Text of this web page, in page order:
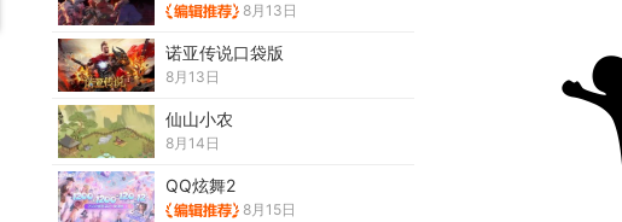
8月13日
诺亚传说口袋版
8月13日
仙山小农
8月14日
QQ炫舞2
8月15日